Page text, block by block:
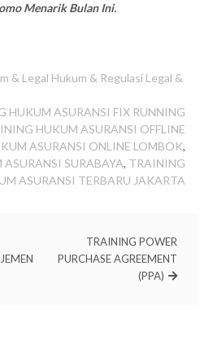
Menarik Bulan Ini.
& Legal Hukum & Regulasi Legal &
HUKUM ASURANSI FIX RUNNING
HUKUM ASURANSI OFFLINE
ASURANSI ONLINE LOMBOK,
SURABAYA, TRAINING
ASURANSI TERBARU JAKARTA
TRAINING POWER
PURCHASE AGREEMENT
(PPA)